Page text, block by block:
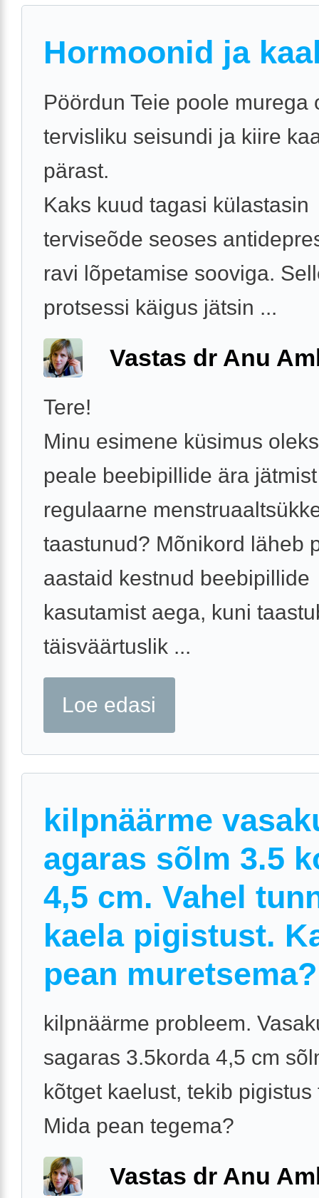
Hormoonid ja
Pöördun Teie poole murega
tervisliku seisundi ja kiire
pärast.
Kaks kuud tagasi külastasin
terviseõde seoses
ravi lõpetamise sooviga.
protsessi käigus jätsin ...
Vastas dr Anu
Tere!
Minu esimene küsimus
peale beebipillide ära
regulaarne
taastunud? Mõnikord läheb
aastaid kestnud beebipillide
kasutamist aega, kuni
täisväärtuslik ...
Loe edasi
kilpnäärme
agaras sõlm 3.5
4,5 cm. Vahel
kaela pigistust.
pean muretsema?
kilpnäärme probleem.
sagaras 3.5korda 4,5 cm
kõtget kaelust, tekib pigistus
Mida pean tegema?
Vastas dr Anu